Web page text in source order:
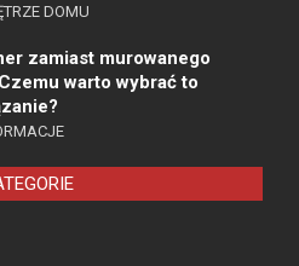
DOMU
zamiast murowanego
warto wybrać to